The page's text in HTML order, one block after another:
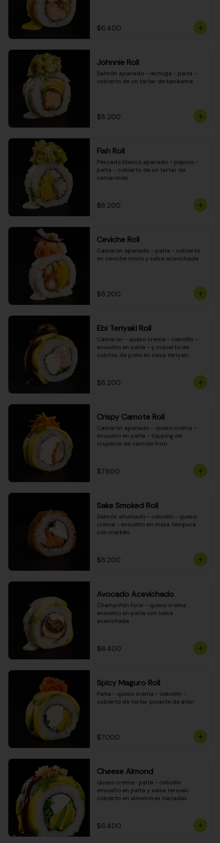
$6.400
Johnnie Roll
Salmón apanado - lechuga - palta -
cubierto de un tartar de kanikama
$8.200
Fish Roll
Pescado blanco apanado - pepino -
palta - cubierto de un tartar de
camarones
$8.200
Ceviche Roll
Camarón apanado - palta - cubierto
en ceviche mixto y salsa acevichada
$8.200
Ebi Teriyaki Roll
Camarón - queso crema - cebollín -
envuelto en palta - y cubierto de
cubitos de pollo en salsa teriyaki
$8.200
Crispy Camote Roll
Camarón apanado - queso crema -
envuelto en palta - topping de
crujiente de camote frito
$7.800
Sake Smoked Roll
Salmón ahumado - cebollín - queso
crema - envuelto en masa tempura
con merkén
$8.200
Avocado Acevichado
Champiñón furai - queso crema
envuelto en palta con salsa
acevichada
$6.400
Spicy Maguro Roll
Palta - queso crema - cebollín -
cubierto de tartar picante de atún
$7.000
Cheese Almond
Queso crema- palta - cebollín
envuelto en palta y salsa teriyaki
cubierto en almendras tostadas
$6.400